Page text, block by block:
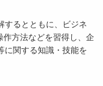
するとともに、ビジネ
方法などを習得し、企
に関する知識・技能を